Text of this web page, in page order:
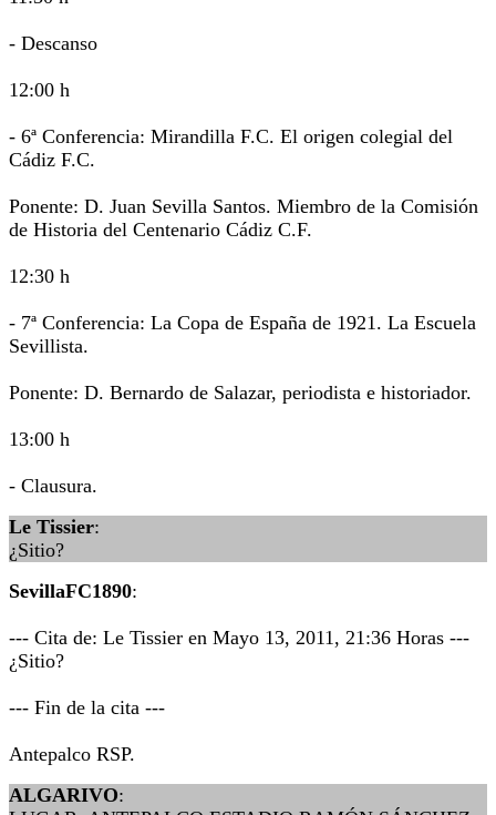
- Descanso
12:00 h
- 6ª Conferencia: Mirandilla F.C. El origen colegial del
Cádiz F.C.
Ponente: D. Juan Sevilla Santos. Miembro de la Comisión
de Historia del Centenario Cádiz C.F.
12:30 h
- 7ª Conferencia: La Copa de España de 1921. La Escuela
Sevillista.
Ponente: D. Bernardo de Salazar, periodista e historiador.
13:00 h
- Clausura.
Le Tissier:
¿Sitio?
SevillaFC1890:
--- Cita de: Le Tissier en Mayo 13, 2011, 21:36 Horas ---
¿Sitio?
--- Fin de la cita ---
Antepalco RSP.
ALGARIVO: